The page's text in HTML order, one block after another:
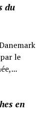
du
le
en